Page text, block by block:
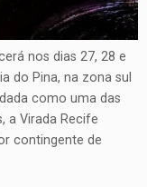
nos dias 27, 28 e
do Pina, na zona sul
como uma das
a Virada Recife
contingente de